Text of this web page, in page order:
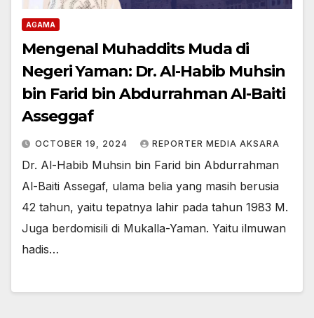
AGAMA
Mengenal Muhaddits Muda di
Negeri Yaman: Dr. Al-Habib Muhsin
bin Farid bin Abdurrahman Al-Baiti
Asseggaf
OCTOBER 19, 2024 REPORTER MEDIA AKSARA
Dr. Al-Habib Muhsin bin Farid bin Abdurrahman
Al-Baiti Assegaf, ulama belia yang masih berusia
42 tahun, yaitu tepatnya lahir pada tahun 1983 M.
Juga berdomisili di Mukalla-Yaman. Yaitu ilmuwan
hadis…